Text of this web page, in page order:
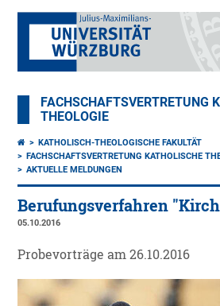
FACHSCHAFTSVERTRETUNG
THEOLOGIE
KATHOLISCH-THEOLOGISCHE FAKULTÄT
FACHSCHAFTSVERTRETUNG KATHOLISCHE
AKTUELLE MELDUNGEN
Berufungsverfahren
05.10.2016
Probevorträge am 26.10.2016